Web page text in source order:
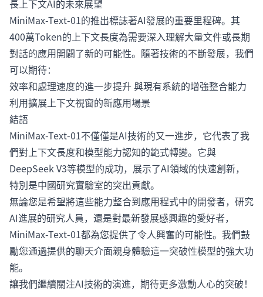
長上下文AI的未來展望
MiniMax-Text-01的推出標誌著AI發展的重要里程碑。其
400萬Token的上下文長度為需要深入理解大量文件或長期
對話的應用開闢了新的可能性。隨著技術的不斷發展，我們
可以期待：
效率和處理速度的進一步提升 與現有系統的增強整合能力
利用擴展上下文視窗的新應用場景
結語
MiniMax-Text-01不僅僅是AI技術的又一進步，它代表了我
們對上下文長度和模型能力認知的範式轉變。它與
DeepSeek V3等模型的成功，展示了AI領域的快速創新，
特別是中國研究實驗室的突出貢獻。
無論您是希望將這些能力整合到應用程式中的開發者，研究
AI進展的研究人員，還是對最新發展感興趣的愛好者，
MiniMax-Text-01都為您提供了令人興奮的可能性。我們鼓
勵您通過提供的聊天介面親身體驗這一突破性模型的強大功
能。
讓我們繼續關注AI技術的演進，期待更多激動人心的突破！